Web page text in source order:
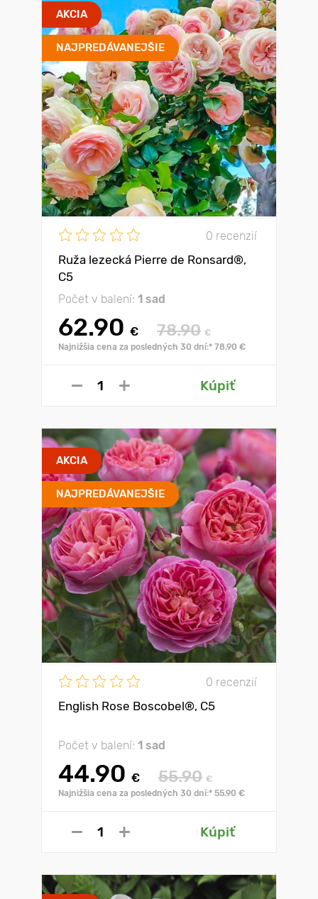
AKCIA
NAJPREDÁVANEJŠIE
0 recenzií
Ruža lezecká Pierre de Ronsard®,
C5
Počet v balení: 1 sad
62.90 € 78.90 €
Najnižšia cena za posledných 30 dní:* 78.90 €
Kúpiť
AKCIA
NAJPREDÁVANEJŠIE
0 recenzií
English Rose Boscobel®, C5
Počet v balení: 1 sad
44.90 € 55.90 €
Najnižšia cena za posledných 30 dní:* 55.90 €
Kúpiť